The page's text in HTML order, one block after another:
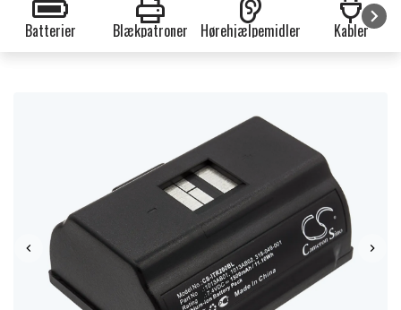
Batterier Blækpatroner Hørehjælpemidler Kabler